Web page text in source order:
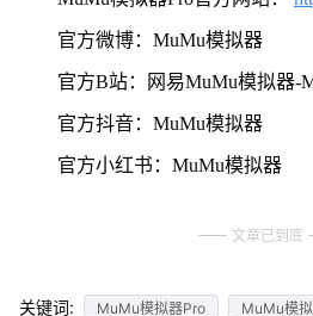
官方微博：MuMu模拟器
官方B站：网易MuMu模拟器-
官方抖音：MuMu模拟器
官方小红书：MuMu模拟器
文章已到底
关键词: MuMu模拟器Pro MuMu模